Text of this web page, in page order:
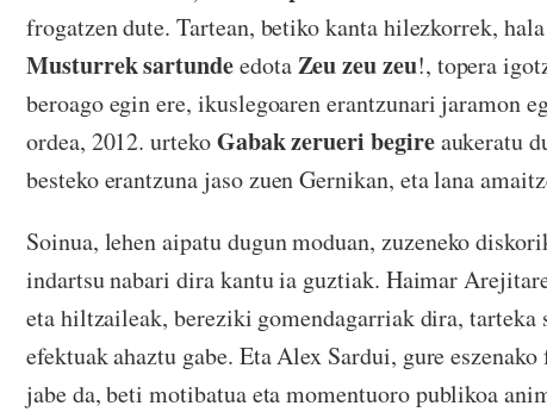
frogatzen dute. Tartean, betiko kanta hilezkorrek,
Musturrek sartundeedotaZeu zeu zeu!, topera
beroago egin ere, ikuslegoaren erantzunari jaramon
ordea, 2012. urtekoGabak zerueri begireaukeratu
besteko erantzuna jaso zuen Gernikan, eta lana
Soinua, lehen aipatu dugun moduan, zuzeneko
indartsu nabari dira kantu ia guztiak. Haimar
eta hiltzaileak, bereziki gomendagarriak dira, tarteka
efektuak ahaztu gabe. Eta Alex Sardui, gure
jabe da, beti motibatua eta momentuoro publikoa